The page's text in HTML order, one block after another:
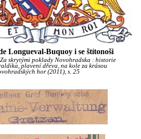
Longueval-Buquoy i se štítonoši
skrytými poklady Novohradska : historie
plavení dřeva, na kole za krásou
hor (2011), s. 25